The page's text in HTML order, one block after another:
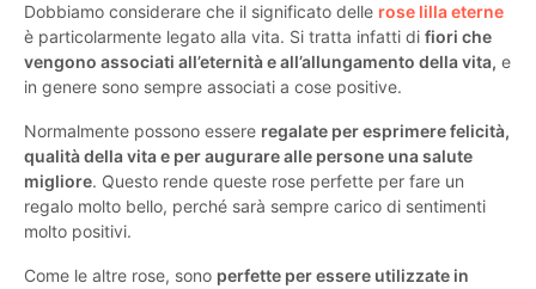
Dobbiamo considerare che il significato delle rose lilla eterne
è particolarmente legato alla vita. Si tratta infatti di fiori che
vengono associati all’eternità e all’allungamento della vita, e
in genere sono sempre associati a cose positive.
Normalmente possono essere regalate per esprimere felicità,
qualità della vita e per augurare alle persone una salute
migliore. Questo rende queste rose perfette per fare un
regalo molto bello, perché sarà sempre carico di sentimenti
molto positivi.
Come le altre rose, sono perfette per essere utilizzate in